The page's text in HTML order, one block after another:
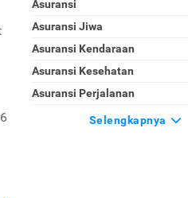
Asuransi
Asuransi Jiwa
Asuransi Kendaraan
Asuransi Kesehatan
Asuransi Perjalanan
Selengkapnya